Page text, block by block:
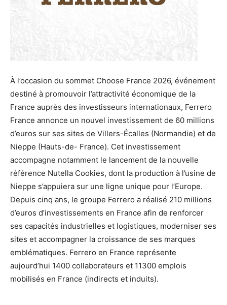
À l’occasion du sommet Choose France 2026, événement
destiné à promouvoir l’attractivité économique de la
France auprès des investisseurs internationaux, Ferrero
France annonce un nouvel investissement de 60 millions
d’euros sur ses sites de Villers-Écalles (Normandie) et de
Nieppe (Hauts-de- France). Cet investissement
accompagne notamment le lancement de la nouvelle
référence Nutella Cookies, dont la production à l’usine de
Nieppe s’appuiera sur une ligne unique pour l’Europe.
Depuis cinq ans, le groupe Ferrero a réalisé 210 millions
d’euros d’investissements en France afin de renforcer
ses capacités industrielles et logistiques, moderniser ses
sites et accompagner la croissance de ses marques
emblématiques. Ferrero en France représente
aujourd’hui 1400 collaborateurs et 11300 emplois
mobilisés en France (indirects et induits).